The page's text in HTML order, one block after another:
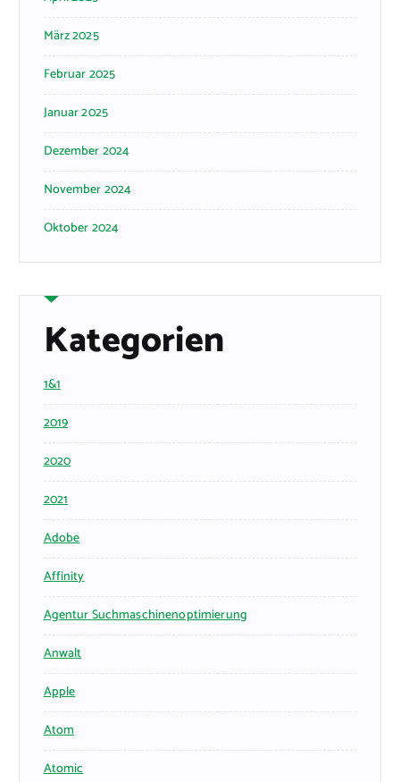
März 2025
Februar 2025
Januar 2025
Dezember 2024
November 2024
Oktober 2024
Kategorien
1&1
2019
2020
2021
Adobe
Affinity
Agentur Suchmaschinenoptimierung
Anwalt
Apple
Atom
Atomic